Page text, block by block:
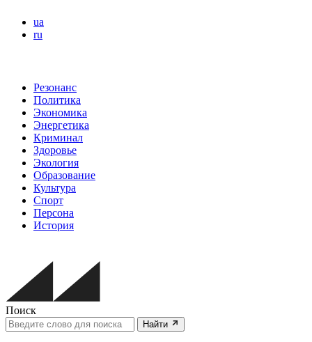
ua
ru
Резонанс
Политика
Экономика
Энергетика
Криминал
Здоровье
Экология
Образование
Культура
Спорт
Персона
История
Поиск
Найти